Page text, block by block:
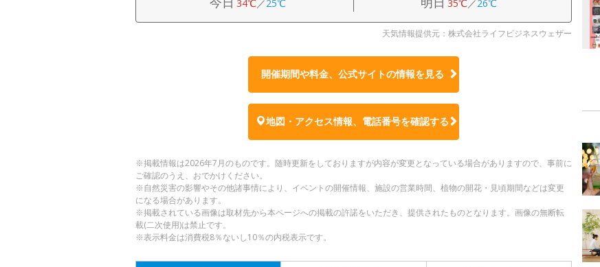
34℃／25℃ 35℃／26℃
天気情報提供元：株式会社ライフビジネスウェザー
開催期間や料金、公式サイトの情報を見る
地図・アクセス情報、電話番号を確認する
※掲載情報は2026年7月のものです。随時更新をしておりますが内容が変更となっている場合がありますので、事前に
ご確認のうえ、おでかけください。
※自然災害の影響やその他諸事情により、イベントの開催情報、施設の営業時間、植物の開花・見頃期間などは変更
になる場合があります。
※掲載されている画像は取材先から本ページへの掲載の許諾をいただき、提供されたものとなります。画像の無断転
載(二次使用)は禁止です。
※表示料金は消費税8％ないし10％の内税表示です。